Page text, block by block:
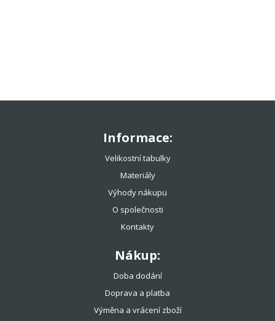
Informace:
Velikostní tabulky
Materiály
Výhody nákupu
O společnosti
Kontakty
Nákup:
Doba dodání
Doprava a platba
Výměna a vrácení zboží